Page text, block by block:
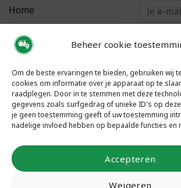
Beheer cookie
Om de beste ervaringen te bieden, gebruiken wij
cookies om informatie over je apparaat op te
raadplegen. Door in te stemmen met deze
gegevens zoals surfgedrag of unieke ID's op
je geen toestemming geeft of uw toestemming
nadelige invloed hebben op bepaalde functies en
Accepteren
Weigeren
Home
Bestellen
Meest gestelde vragen
VOLG ONS